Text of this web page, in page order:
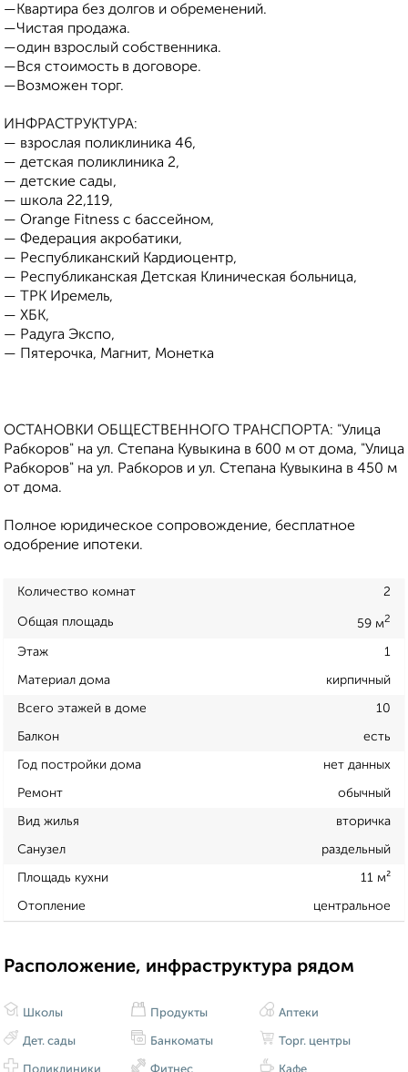
—Квартира без долгов и обременений.
—Чистая продажа.
—один взрослый собственника.
—Вся стоимость в договоре.
—Возможен торг.
ИНФРАСТРУКТУРА:
— взрослая поликлиника 46,
— детская поликлиника 2,
— детские сады,
— школа 22,119,
— Orange Fitness с бассейном,
— Федерация акробатики,
— Республиканский Кардиоцентр,
— Республиканская Детская Клиническая больница,
— ТРК Иремель,
— ХБК,
— Радуга Экспо,
— Пятерочка, Магнит, Монетка
ОСТАНОВКИ ОБЩЕСТВЕННОГО ТРАНСПОРТА: "Улица
Рабкоров" на ул. Степана Кувыкина в 600 м от дома, "Улица
Рабкоров" на ул. Рабкоров и ул. Степана Кувыкина в 450 м
от дома.
Полное юридическое сопровождение, бесплатное
одобрение ипотеки.
Количество комнат 2
Общая площадь 59 м2
Этаж 1
Материал дома кирпичный
Всего этажей в доме 10
Балкон есть
Год постройки дома нет данных
Ремонт обычный
Вид жилья вторичка
Санузел раздельный
Площадь кухни 11 м²
Отопление центральное
Расположение, инфраструктура рядом
Школы
Дет. сады
Продукты
Банкоматы
Аптеки
Торг. центры